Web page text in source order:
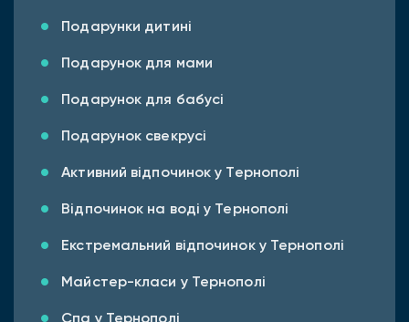
Подарунки дитині
Подарунок для мами
Подарунок для бабусі
Подарунок свекрусі
Активний відпочинок у Тернополі
Відпочинок на воді у Тернополі
Екстремальний відпочинок у Тернополі
Майстер-класи у Тернополі
Спа у Тернополі